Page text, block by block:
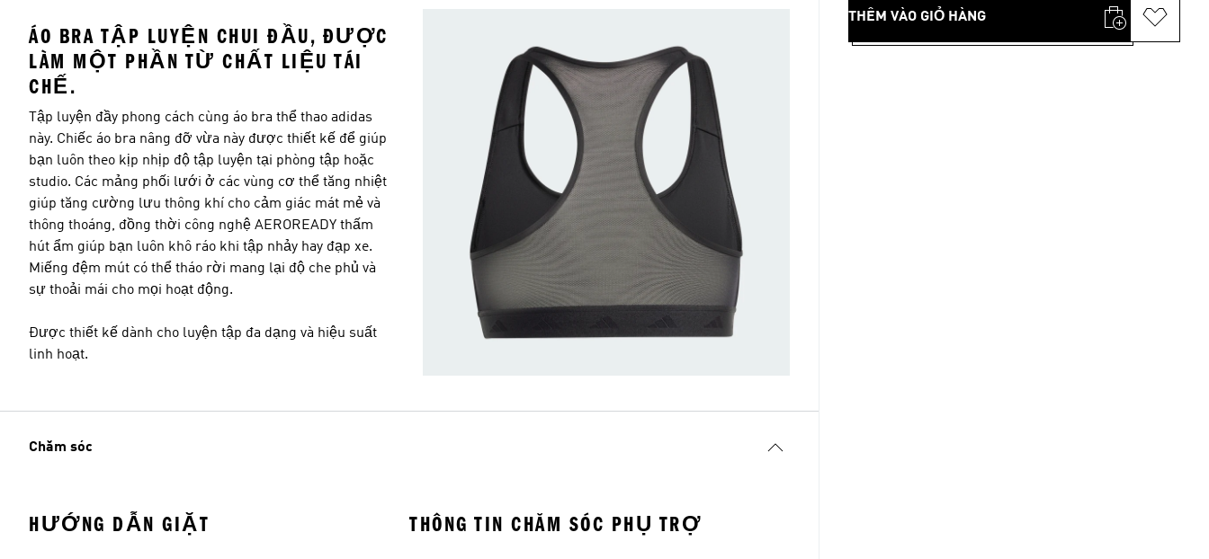
ÁO BRA TẬP LUYỆN CHUI ĐẦU, ĐƯỢC
LÀM MỘT PHẦN TỪ CHẤT LIỆU TÁI
CHẾ.
Tập luyện đầy phong cách cùng áo bra thể thao adidas
này. Chiếc áo bra nâng đỡ vừa này được thiết kế để giúp
bạn luôn theo kịp nhịp độ tập luyện tại phòng tập hoặc
studio. Các mảng phối lưới ở các vùng cơ thể tăng nhiệt
giúp tăng cường lưu thông khí cho cảm giác mát mẻ và
thông thoáng, đồng thời công nghệ AEROREADY thấm
hút ẩm giúp bạn luôn khô ráo khi tập nhảy hay đạp xe.
Miếng đệm mút có thể tháo rời mang lại độ che phủ và
sự thoải mái cho mọi hoạt động.
Được thiết kế dành cho luyện tập đa dạng và hiệu suất
linh hoạt.
Chăm sóc
HƯỚNG DẪN GIẶT THÔNG TIN CHĂM SÓC PHỤ TRỢ
THÊM VÀO GIỎ HÀNG